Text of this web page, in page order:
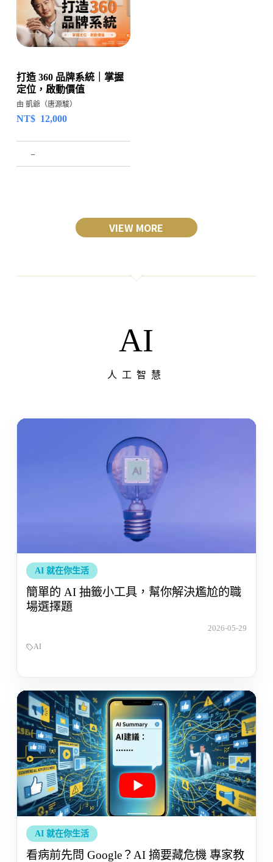
打造 360 品牌系統｜掌握
定位，啟動價值
由 凱爺（唐源駿）
NT$ 12,000
–
VIEW MORE
AI
人工智慧
AI 就在你生活
簡單的 AI 抽籤小工具，幫你解決尷尬的職
場選擇題
2026-05-29
AI
AI 就在你生活
看病前先問 Google？AI 摘要藏危機 專家教